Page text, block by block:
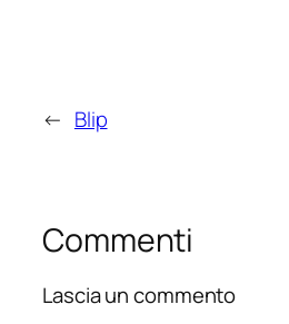
← Blip
Commenti
Lascia un commento